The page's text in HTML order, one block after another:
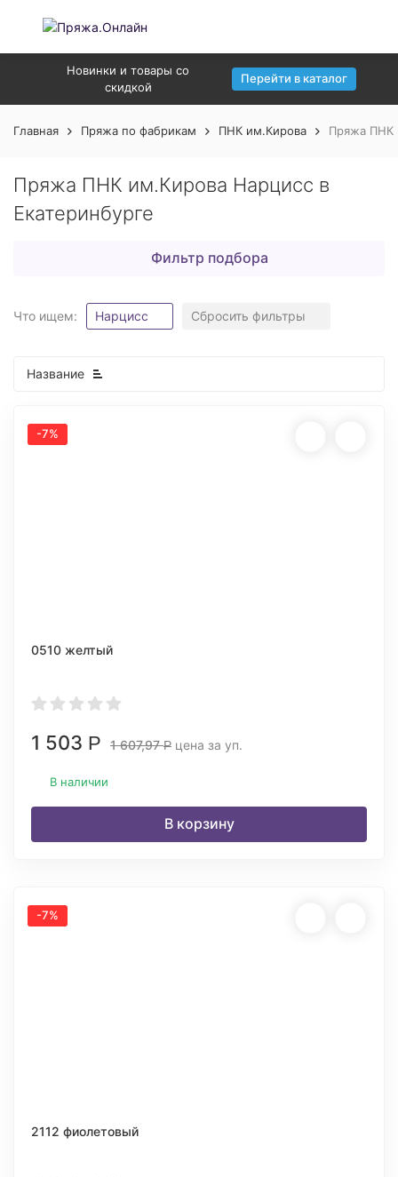
Новинки и товары со
скидкой
Перейти в каталог
Главная Пряжа по фабрикам ПНК им.Кирова Пряжа ПНК
Пряжа ПНК им.Кирова Нарцисс в
Екатеринбурге
Фильтр подбора
Что ищем: Нарцисс Сбросить фильтры
Название
-7%
0510 желтый
1 503 Р 1 607,97Р цена за уп.
В наличии
В корзину
-7%
2112 фиолетовый